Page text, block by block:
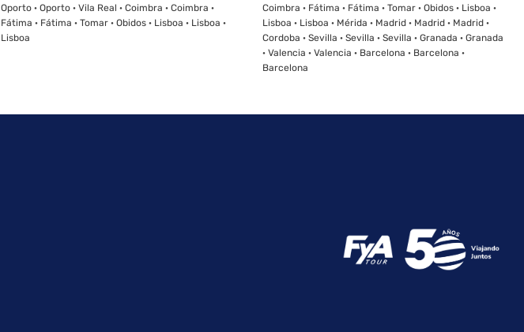
Oporto · Oporto · Vila Real · Coimbra · Coimbra ·
Fátima · Fátima · Tomar · Obidos · Lisboa · Lisboa ·
Lisboa
Coimbra · Fátima · Fátima · Tomar · Obidos · Lisboa ·
Lisboa · Lisboa · Mérida · Madrid · Madrid · Madrid ·
Cordoba · Sevilla · Sevilla · Sevilla · Granada · Granada
· Valencia · Valencia · Barcelona · Barcelona ·
Barcelona